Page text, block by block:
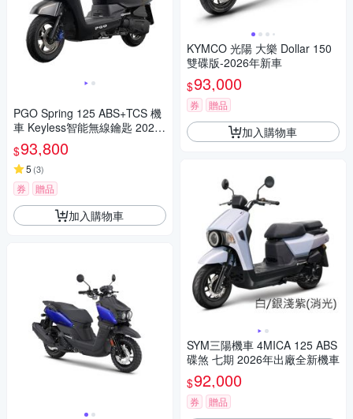
PGO Spring 125 ABS+TCS 機
車 Keyless智能無線鑰匙 2026
全新車(春天)
$93,800
5 (3)
券 贈品
加入購物車
KYMCO 光陽 大樂 Dollar 150
雙碟版-2026年新車
$93,000
券 贈品
加入購物車
SYM三陽機車 4MICA 125 ABS
碟煞 七期 2026年出廠全新機車
$92,000
券 贈品